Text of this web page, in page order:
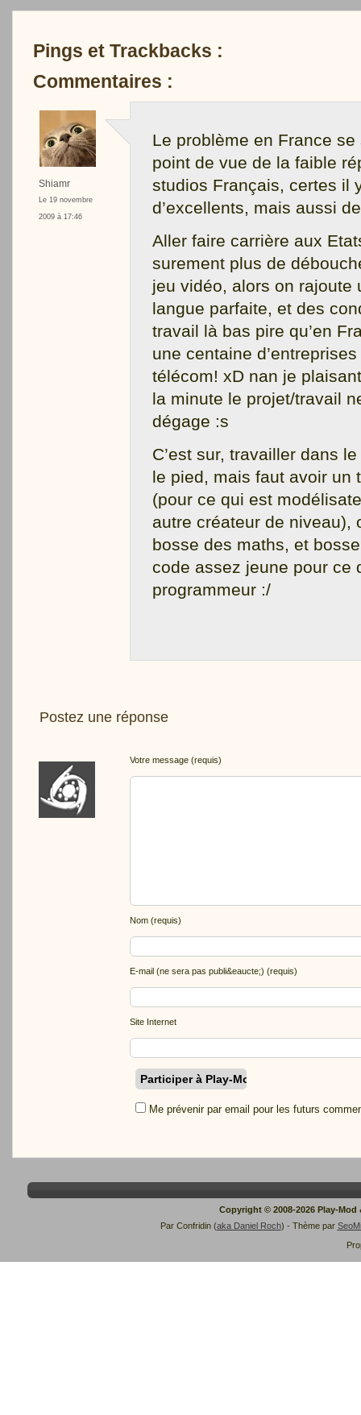
Pings et Trackbacks :
Commentaires :
Shiamr
Le 19 novembre
2009 à 17:46
Le problème en France
point de vue de la faible
studios Français, certes il
d’excellents, mais aussi
Aller faire carrière aux
surement plus de
jeu vidéo, alors on rajoute
langue parfaite, et des
travail là bas pire qu’en
une centaine
télécom! xD nan je
la minute le projet/travail
dégage :s
C’est sur, travailler dans
le pied, mais faut avoir un
(pour ce qui est
autre créateur de niveau),
bosse des maths, et
code assez jeune pour ce
programmeur :/
Postez une réponse
Votre message (requis)
Nom (requis)
E-mail (ne sera pas publi&eaucte;) (requis)
Site Internet
Me prévenir par email pour les futurs
Copyright © 2008-2026 Play-
Par Confridin (aka Daniel Roch) - Thème par